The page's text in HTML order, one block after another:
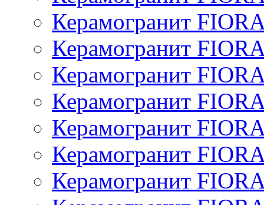
Керамогранит
Керамогранит
Керамогранит
Керамогранит
Керамогранит
Керамогранит
Керамогранит